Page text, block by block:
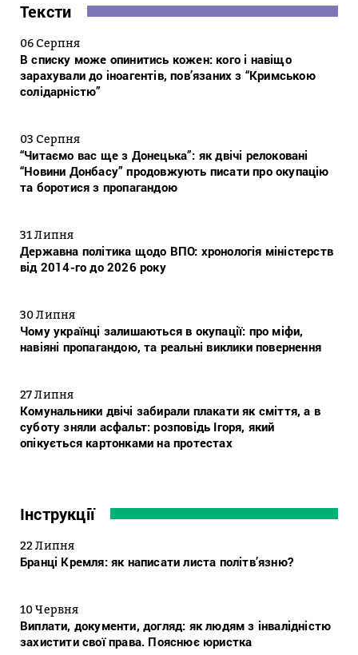
Тексти
06 Серпня
В списку може опинитись кожен: кого і навіщо
зарахували до іноагентів, пов’язаних з “Кримською
солідарністю”
03 Серпня
“Читаємо вас ще з Донецька”: як двічі релоковані
“Новини Донбасу” продовжують писати про окупацію
та боротися з пропагандою
31 Липня
Державна політика щодо ВПО: хронологія міністерств
від 2014-го до 2026 року
30 Липня
Чому українці залишаються в окупації: про міфи,
навіяні пропагандою, та реальні виклики повернення
27 Липня
Комунальники двічі забирали плакати як сміття, а в
суботу зняли асфальт: розповідь Ігоря, який
опікується картонками на протестах
Інструкції
22 Липня
Бранці Кремля: як написати листа політв’язню?
10 Червня
Виплати, документи, догляд: як людям з інвалідністю
захистити свої права. Пояснює юристка